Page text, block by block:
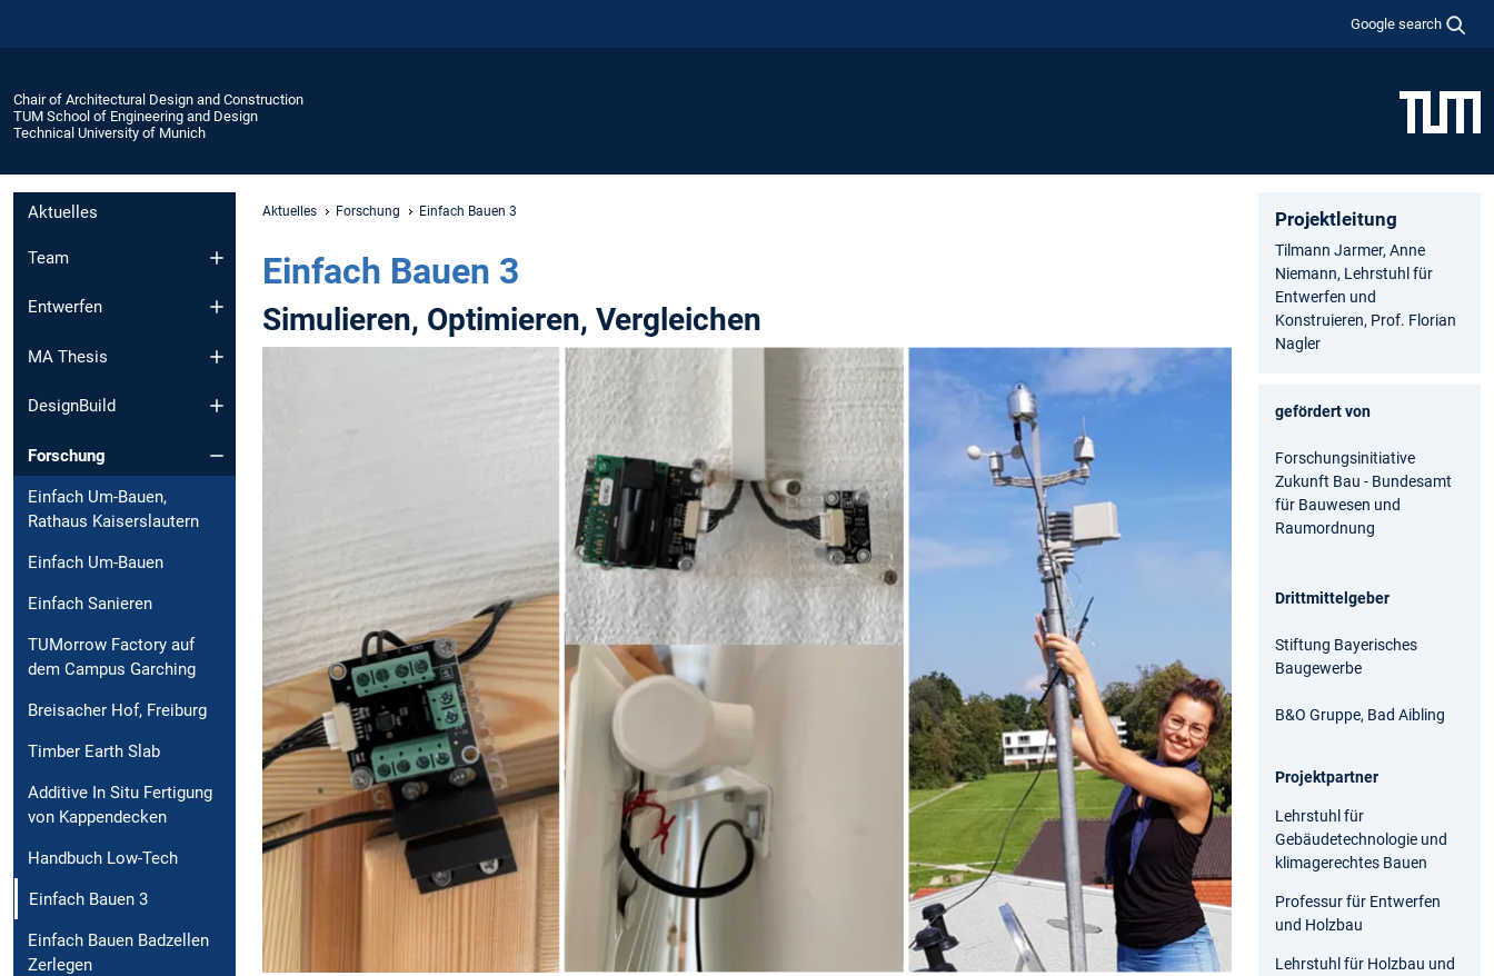
Google search
Chair of Architectural Design and Construction
TUM School of Engineering and Design
Technical University of Munich
Aktuelles
Team
Entwerfen
MA Thesis
DesignBuild
Forschung
Einfach Um-Bauen,
Rathaus Kaiserslautern
Einfach Um-Bauen
Einfach Sanieren
TUMorrow Factory auf
dem Campus Garching
Breisacher Hof, Freiburg
Timber Earth Slab
Additive In Situ Fertigung
von Kappendecken
Handbuch Low-Tech
Einfach Bauen 3
Einfach Bauen Badzellen
Zerlegen
Aktuelles Forschung Einfach Bauen 3
Einfach Bauen 3
Simulieren, Optimieren, Vergleichen
Projektleitung
Tilmann Jarmer, Anne
Niemann, Lehrstuhl für
Entwerfen und
Konstruieren, Prof. Florian
Nagler
gefördert von
Forschungsinitiative
Zukunft Bau - Bundesamt
für Bauwesen und
Raumordnung
Drittmittelgeber
Stiftung Bayerisches
Baugewerbe
B&O Gruppe, Bad Aibling
Projektpartner
Lehrstuhl für
Gebäudetechnologie und
klimagerechtes Bauen
Professur für Entwerfen
und Holzbau
Lehrstuhl für Holzbau und